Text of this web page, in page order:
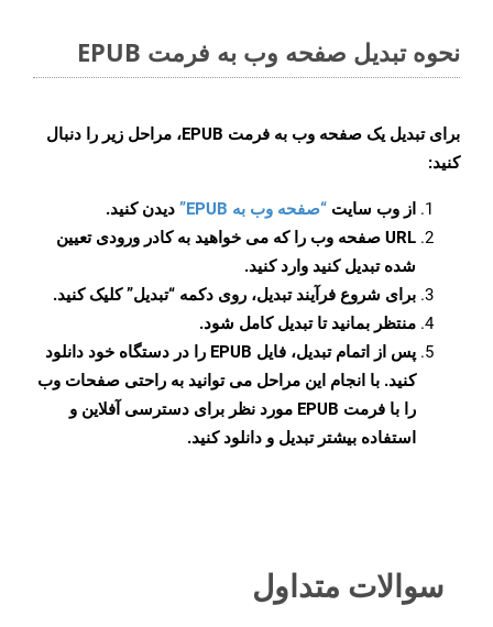
نحوه تبدیل صفحه وب به فرمت EPUB
برای تبدیل یک صفحه وب به فرمت EPUB، مراحل زیر را دنبال
کنید:
از وب سایت “صفحه وب به EPUB”
دیدن کنید.
URL صفحه وب را که می خواهید به کادر ورودی تعیین
شده تبدیل کنید وارد کنید.
برای شروع فرآیند تبدیل، روی دکمه “تبدیل” کلیک کنید.
منتظر بمانید تا تبدیل کامل شود.
پس از اتمام تبدیل، فایل EPUB را در دستگاه خود دانلود
کنید. با انجام این مراحل می توانید به راحتی صفحات وب
را با فرمت EPUB مورد نظر برای دسترسی آفلاین و
استفاده بیشتر تبدیل و دانلود کنید.
سوالات متداول